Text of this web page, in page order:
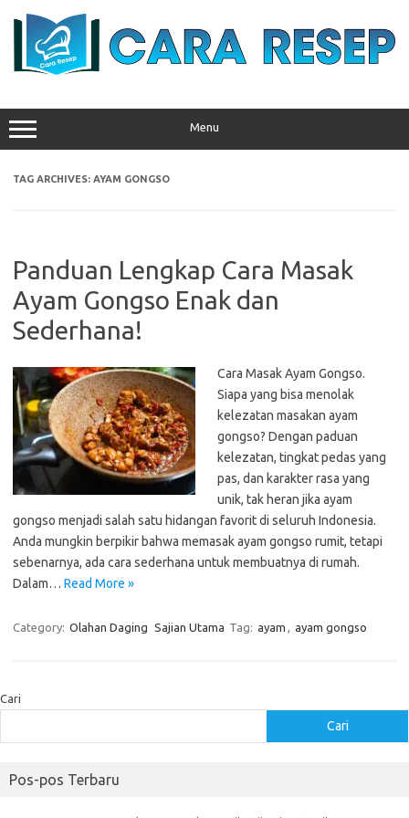
Menu
TAG ARCHIVES: AYAM GONGSO
Panduan Lengkap Cara Masak
Ayam Gongso Enak dan
Sederhana!
Cara Masak Ayam Gongso.
Siapa yang bisa menolak
kelezatan masakan ayam
gongso? Dengan paduan
kelezatan, tingkat pedas yang
pas, dan karakter rasa yang
unik, tak heran jika ayam
gongso menjadi salah satu hidangan favorit di seluruh Indonesia.
Anda mungkin berpikir bahwa memasak ayam gongso rumit, tetapi
sebenarnya, ada cara sederhana untuk membuatnya di rumah.
Dalam… Read More »
Category: Olahan Daging Sajian Utama Tag: ayam , ayam gongso
Cari
Cari
Pos-pos Terbaru